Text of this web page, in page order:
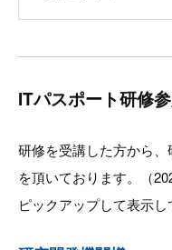
ITパスポート研修
研修を受講した方から
を頂いております。（
ピックアップして表示し